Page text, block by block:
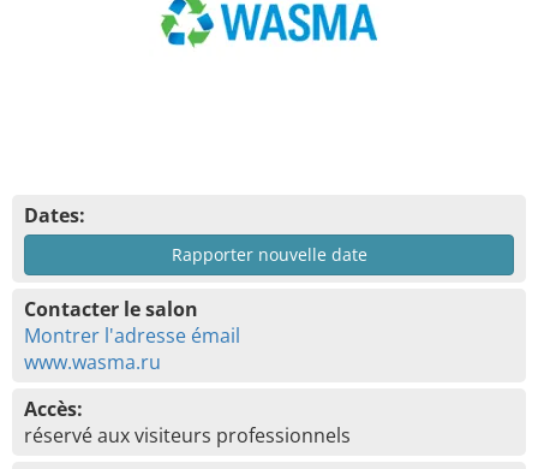
Dates:
Rapporter nouvelle date
Contacter le salon
Montrer l'adresse émail
www.wasma.ru
Accès:
réservé aux visiteurs professionnels